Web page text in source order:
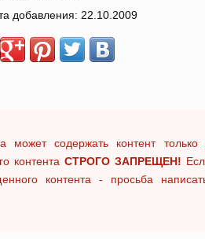
добавления: 22.10.2009
может содержать контент
контента СТРОГО ЗАПРЕЩЕН!
контента - просьба